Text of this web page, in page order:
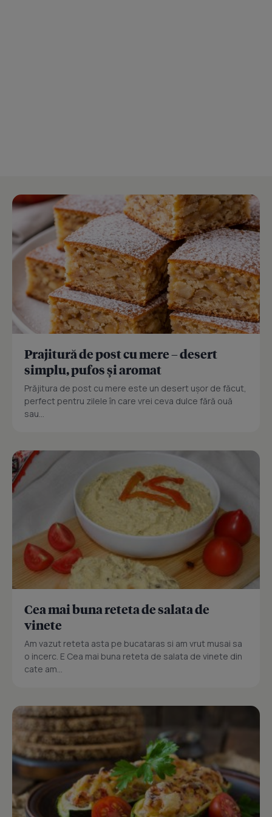
Prajitură de post cu mere – desert
simplu, pufos și aromat
Prăjitura de post cu mere este un desert ușor de făcut,
perfect pentru zilele în care vrei ceva dulce fără ouă
sau...
Cea mai buna reteta de salata de
vinete
Am vazut reteta asta pe bucataras si am vrut musai sa
o incerc. E Cea mai buna reteta de salata de vinete din
cate am...